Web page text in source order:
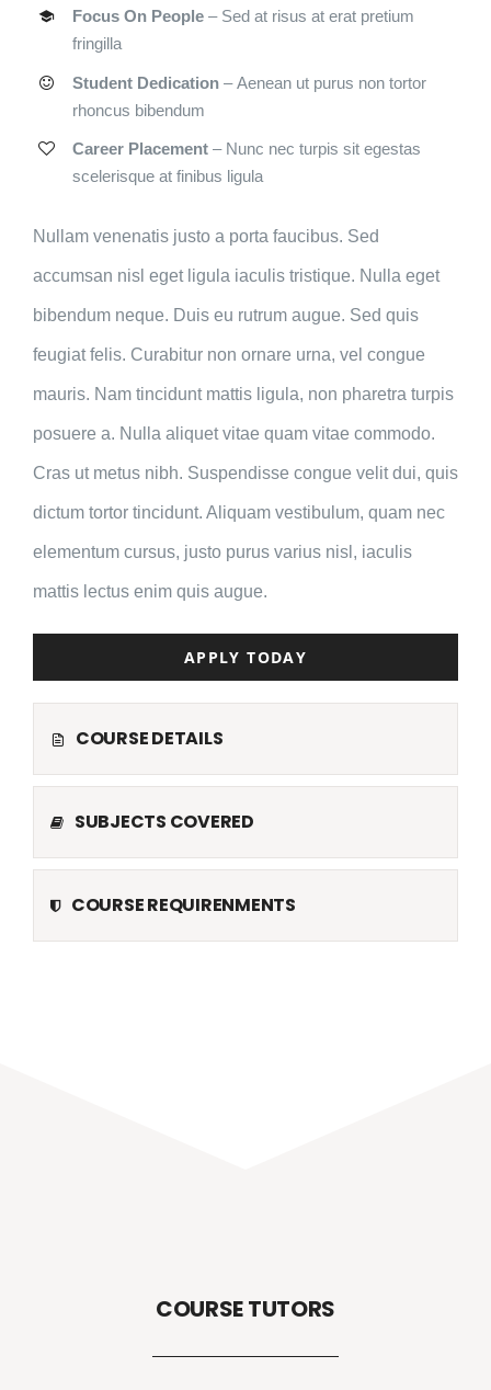
Focus On People– Sed at risus at erat pretium
fringilla
Student Dedication– Aenean ut purus non tortor
rhoncus bibendum
Career Placement– Nunc nec turpis sit egestas
scelerisque at finibus ligula
Nullam venenatis justo a porta faucibus. Sed
accumsan nisl eget ligula iaculis tristique. Nulla eget
bibendum neque. Duis eu rutrum augue. Sed quis
feugiat felis. Curabitur non ornare urna, vel congue
mauris. Nam tincidunt mattis ligula, non pharetra turpis
posuere a. Nulla aliquet vitae quam vitae commodo.
Cras ut metus nibh. Suspendisse congue velit dui, quis
dictum tortor tincidunt. Aliquam vestibulum, quam nec
elementum cursus, justo purus varius nisl, iaculis
mattis lectus enim quis augue.
APPLY TODAY
COURSE DETAILS
SUBJECTS COVERED
COURSE REQUIRENMENTS
COURSE TUTORS